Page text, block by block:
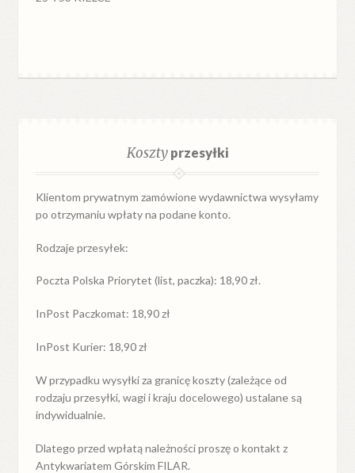
Kosztyprzesyłki
Klientom prywatnym zamówione wydawnictwa wysyłamy
po otrzymaniu wpłaty na podane konto.
Rodzaje przesyłek:
Poczta Polska Priorytet (list, paczka): 18,90 zł.
InPost Paczkomat: 18,90 zł
InPost Kurier: 18,90 zł
W przypadkuwysyłkiza granicękoszty (zależące od
rodzaju przesyłki, wagi i kraju docelowego) ustalane są
indywidualnie.
Dlatego przed wpłatą należności proszę o kontakt z
Antykwariatem Górskim FILAR.